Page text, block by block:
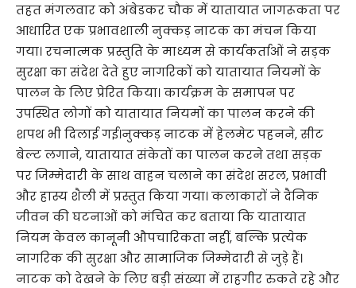
तहत मंगलवार को अंबेडकर चौक में यातायात जागरूकता पर
आधारित एक प्रभावशाली नुक्कड़ नाटक का मंचन किया
गया। रचनात्मक प्रस्तुति के माध्यम से कार्यकर्ताओं ने सड़क
सुरक्षा का संदेश देते हुए नागरिकों को यातायात नियमों के
पालन के लिए प्रेरित किया। कार्यक्रम के समापन पर
उपस्थित लोगों को यातायात नियमों का पालन करने की
शपथ भी दिलाई गई।नुक्कड़ नाटक में हेलमेट पहनने, सीट
बेल्ट लगाने, यातायात संकेतों का पालन करने तथा सड़क
पर जिम्मेदारी के साथ वाहन चलाने का संदेश सरल, प्रभावी
और हास्य शैली में प्रस्तुत किया गया। कलाकारों ने दैनिक
जीवन की घटनाओं को मंचित कर बताया कि यातायात
नियम केवल कानूनी औपचारिकता नहीं, बल्कि प्रत्येक
नागरिक की सुरक्षा और सामाजिक जिम्मेदारी से जुड़े हैं।
नाटक को देखने के लिए बड़ी संख्या में राहगीर रुकते रहे और